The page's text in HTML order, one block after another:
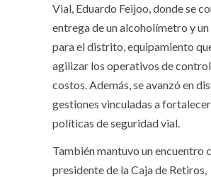
Vial, Eduardo Feijoo, donde se
entrega de un alcoholímetro y
para el distrito, equipamiento
agilizar los operativos de
costos. Además, se avanzó en
gestiones vinculadas a
políticas de seguridad vial.
También mantuvo un encuentro
presidente de la Caja de Retiros,